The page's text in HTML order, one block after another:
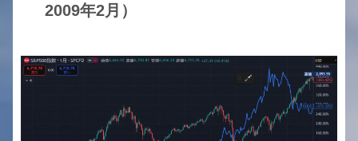
2009年2月）